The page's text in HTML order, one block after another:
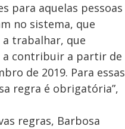
para aquelas pessoas
no sistema, que
a trabalhar, que
a contribuir a partir de
de 2019. Para essas
regra é obrigatória”,
regras, Barbosa